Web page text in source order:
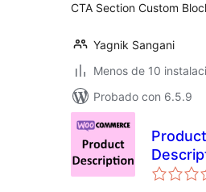
CTA Section Custom
Yagnik Sangani
Menos de 10
Probado con 6.5.9
Product
Shop &